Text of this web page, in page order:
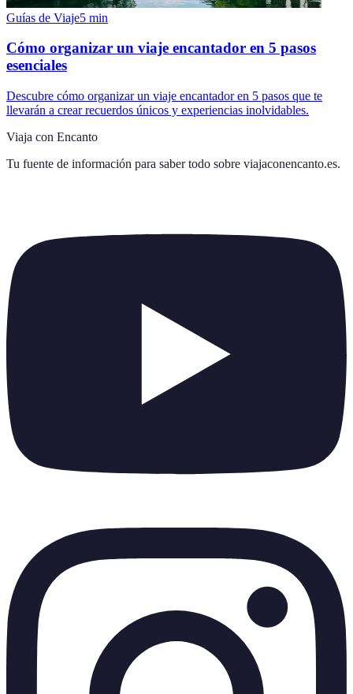
Guías de Viaje5 min
Cómo organizar un viaje encantador en 5 pasos
esenciales
Descubre cómo organizar un viaje encantador en 5 pasos que te
llevarán a crear recuerdos únicos y experiencias inolvidables.
Viaja con Encanto
Tu fuente de información para saber todo sobre viajaconencanto.es.